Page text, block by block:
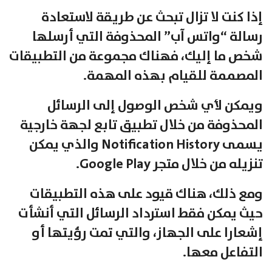
إذا كنت لا تزال تبحث عن طريقة لاستعادة
رسالة “واتس آب” المحذوفة التي أرسلها
شخص ما إليك، فهناك مجموعة من التطبيقات
المصممة للقيام بهذه المهمة.
ويمكن لأي شخص الوصول إلى الرسائل
المحذوفة من خلال تطبيق تابع لجهة خارجية
يسمى Notification History والذي يمكن
تنزيله من خلال متجر Google Play.
ومع ذلك، هناك قيود على هذه التطبيقات
حيث يمكن فقط استرداد الرسائل التي أنشأت
إشعارا على الجهاز، والتي تمت رؤيتها أو
التفاعل معها.